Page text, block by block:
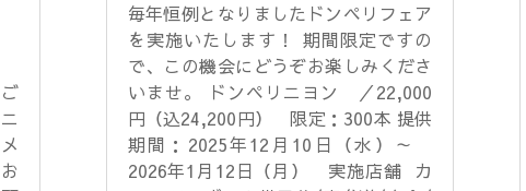
毎年恒例となりましたドンペリフェア
を実施いたします！ 期間限定ですの
で、この機会にどうぞお楽しみくださ
いませ。 ドンペリニヨン ／22,000
円（込24,200円） 限定：300本 提供
期間：2025年12月10日（水）～
2026年1月12日（月） 実施店舗 カ